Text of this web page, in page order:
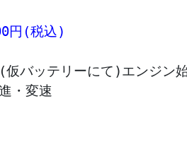
円(税込)
仮バッテリーにて)エンジン
・変速